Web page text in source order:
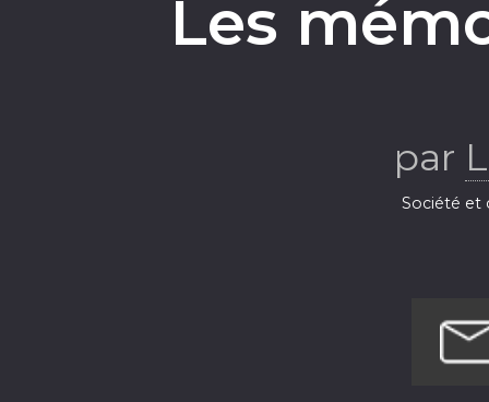
Les
par
Société et